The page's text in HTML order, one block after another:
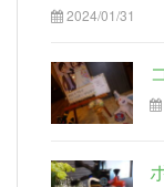
2024/01/31